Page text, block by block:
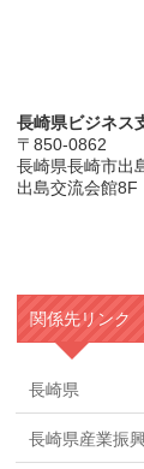
長崎県ビジネス
〒850-0862
長崎県長崎市出
出島交流会館8F
関係先リンク
長崎県
長崎県産業振